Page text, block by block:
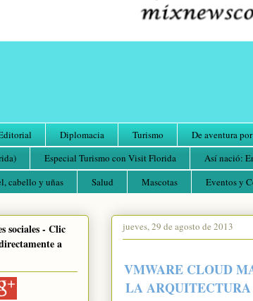
Diplomacia Turismo De aventura
Especial Turismo con Visit Florida Así nació:
cabello y uñas
Salud Mascotas Eventos y
jueves, 29 de agosto de 2013
VMWARE CLOUD
LA ARQUITECTURA
sociales - Clic
a